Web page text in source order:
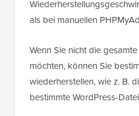
als bei manuellen
Wenn Sie nicht die
möchten, können Sie
wiederherstellen, wie z. B.
bestimmte WordPress-